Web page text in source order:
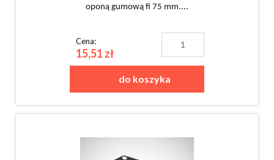
oponą gumową fi 75 mm....
Cena:
15,51 zł
do koszyka